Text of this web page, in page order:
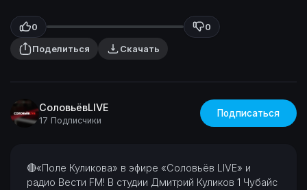
0
0
Поделиться
Скачать
СоловьёвLIVE
17 Подписчики
Подписаться
⁣🔴«Поле Куликова» в эфире «Соловьёв LIVE» и
радио Вести FM! В студии Дмитрий Куликов 1 Чубайс